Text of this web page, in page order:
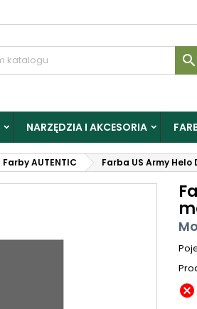

NARZĘDZIA I AKCESORIA
Farby AUTENTIC Farba US Army Helo
